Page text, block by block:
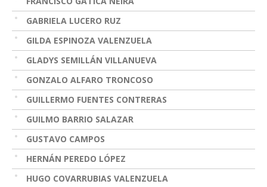
GABRIELA LUCERO RUZ
GILDA ESPINOZA VALENZUELA
GLADYS SEMILLÁN VILLANUEVA
GONZALO ALFARO TRONCOSO
GUILLERMO FUENTES CONTRERAS
GUILMO BARRIO SALAZAR
GUSTAVO CAMPOS
HERNÁN PEREDO LÓPEZ
HUGO COVARRUBIAS VALENZUELA